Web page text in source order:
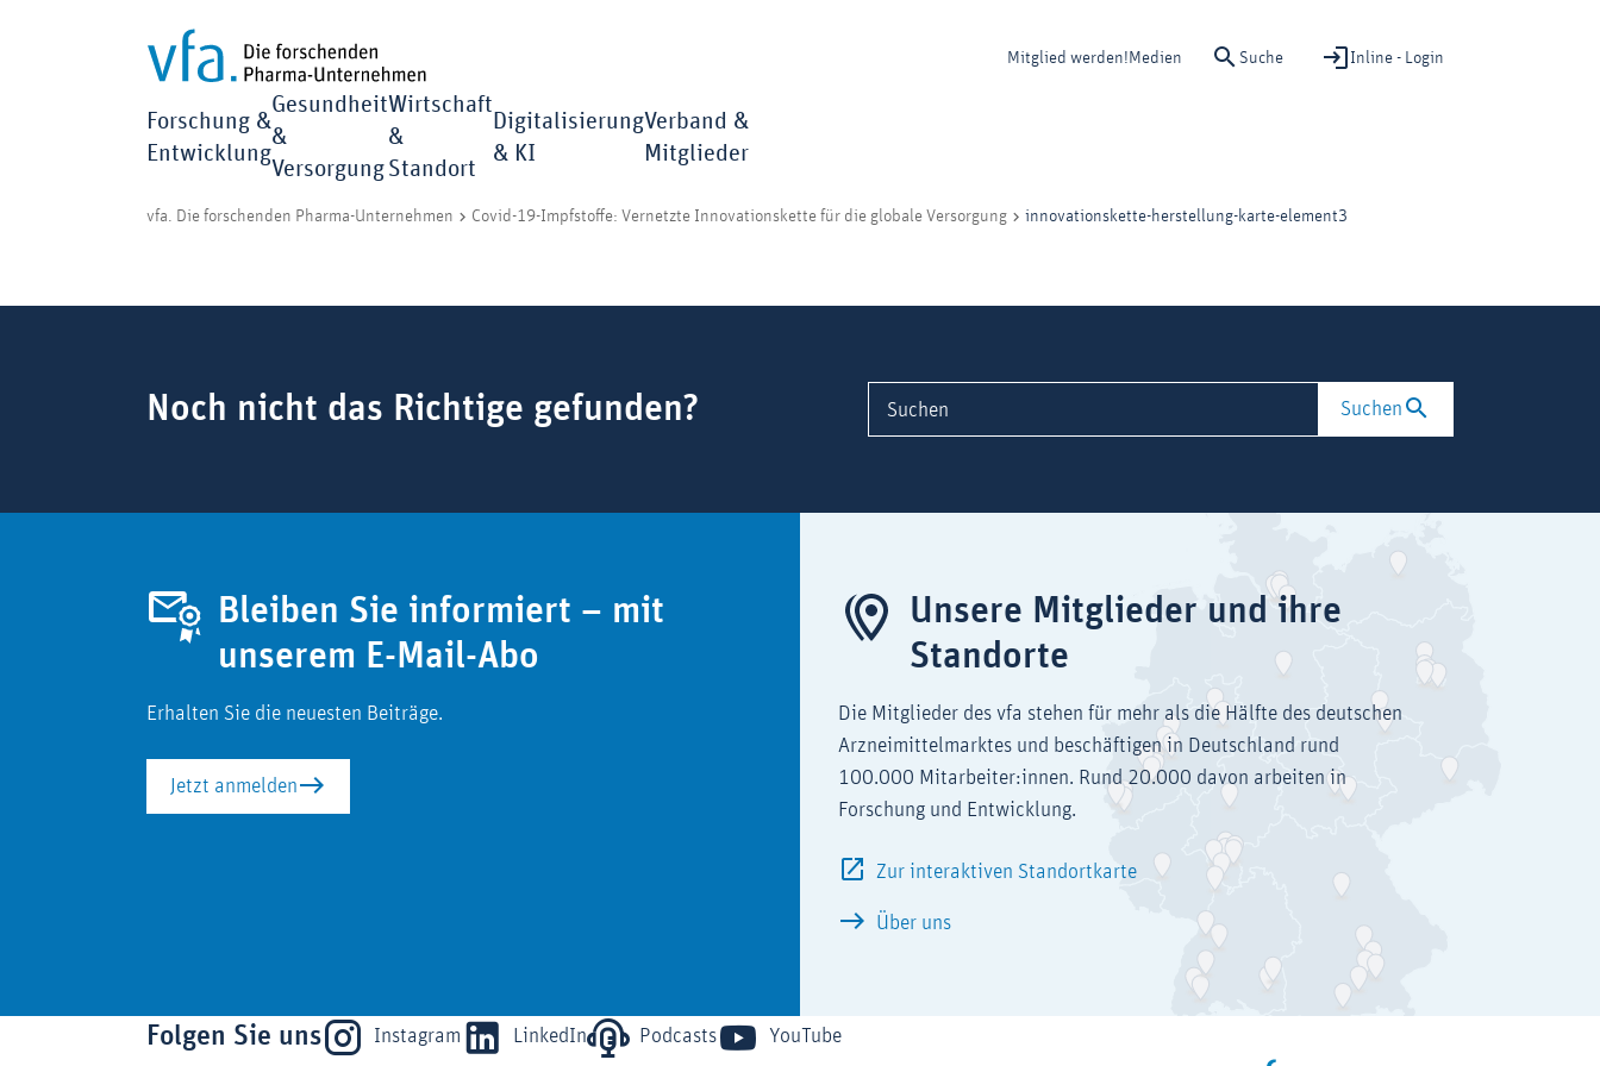
Mitglied werden! Medien Suche Inline - Login
Forschung &
Entwicklung
Gesundheit
&
Versorgung
Wirtschaft
&
Standort
Digitalisierung
& KI
Verband &
Mitglieder
vfa. Die forschenden Pharma-Unternehmen Covid-19-Impfstoffe: Vernetzte Innovationskette für die globale Versorgung innovationskette-herstellung-karte-element3
Noch nicht das Richtige gefunden? Suchen Suchen
Bleiben Sie informiert – mit
unserem E-Mail-Abo
Erhalten Sie die neuesten Beiträge.
Jetzt anmelden
Unsere Mitglieder und ihre
Standorte
Die Mitglieder des vfa stehen für mehr als die Hälfte des deutschen
Arzneimittelmarktes und beschäftigen in Deutschland rund
100.000 Mitarbeiter:innen. Rund 20.000 davon arbeiten in
Forschung und Entwicklung.
Zur interaktiven Standortkarte
Über uns
Folgen Sie uns Instagram LinkedIn Podcasts YouTube